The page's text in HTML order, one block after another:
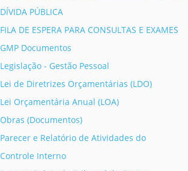
DÍVIDA PÚBLICA
FILA DE ESPERA PARA CONSULTAS E EXAMES
GMP Documentos
Legislação - Gestão Pessoal
Lei de Diretrizes Orçamentárias (LDO)
Lei Orçamentária Anual (LOA)
Obras (Documentos)
Parecer e Relatório de Atividades do
Controle Interno